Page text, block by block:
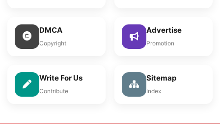
DMCA
Copyright
Advertise
Promotion
Write For Us
Contribute
Sitemap
Index